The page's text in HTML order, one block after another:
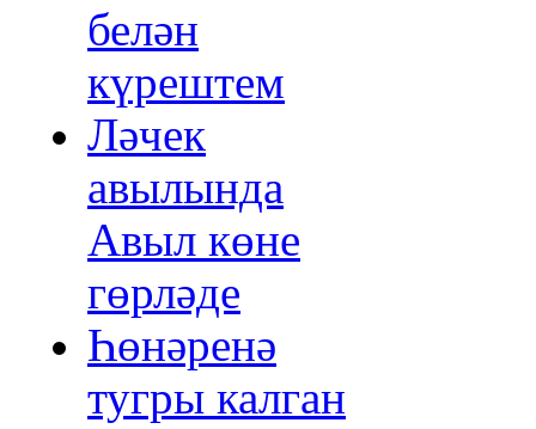
белән
күрештем
Ләчек
авылында
Авыл көне
гөрләде
Һөнәренә
тугры калган